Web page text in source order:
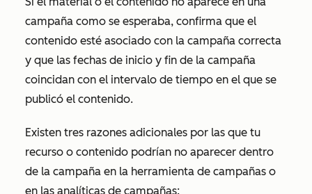
campaña como se esperaba, confirma que el
contenido esté asociado con la campaña correcta
y que las fechas de inicio y fin de la campaña
coincidan con el intervalo de tiempo en el que se
publicó el contenido.
Existen tres razones adicionales por las que tu
recurso o contenido podrían no aparecer dentro
de la campaña en la herramienta de campañas o
en las analíticas de campañas: